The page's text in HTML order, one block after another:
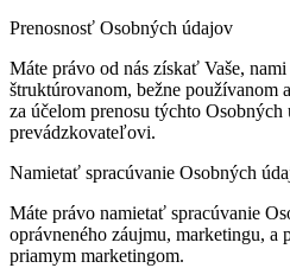
Prenosnosť Osobných údajov
Máte právo od nás získať Vaše,
štruktúrovanom, bežne používanom
za účelom prenosu týchto Osobných
prevádzkovateľovi.
Namietať spracúvanie Osobných
Máte právo namietať spracúvanie
oprávneného záujmu, marketingu, a
priamym marketingom.